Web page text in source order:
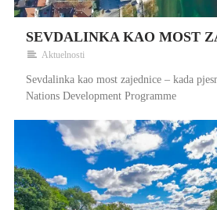
SEVDALINKA KAO MOST
Aktuelnosti
Sevdalinka kao most zajednice – kada
Nations Development Programme